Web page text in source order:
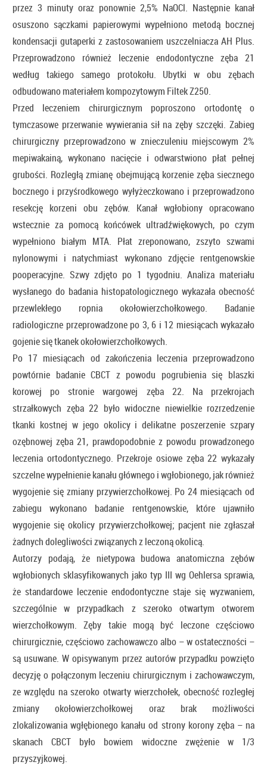
przez 3 minuty oraz ponownie 2,5% NaOCl. Następnie kanał
osuszono sączkami papierowymi wypełniono metodą bocznej
kondensacji gutaperki z zastosowaniem uszczelniacza AH Plus.
Przeprowadzono również leczenie endodontyczne zęba 21
według takiego samego protokołu. Ubytki w obu zębach
odbudowano materiałem kompozytowym Filtek Z250.
Przed leczeniem chirurgicznym poproszono ortodontę o
tymczasowe przerwanie wywierania sił na zęby szczęki. Zabieg
chirurgiczny przeprowadzono w znieczuleniu miejscowym 2%
mepiwakainą, wykonano nacięcie i odwarstwiono płat pełnej
grubości. Rozległą zmianę obejmującą korzenie zęba siecznego
bocznego i przyśrodkowego wyłyżeczkowano i przeprowadzono
resekcję korzeni obu zębów. Kanał wgłobiony opracowano
wstecznie za pomocą końcówek ultradźwiękowych, po czym
wypełniono białym MTA. Płat zreponowano, zszyto szwami
nylonowymi i natychmiast wykonano zdjęcie rentgenowskie
pooperacyjne. Szwy zdjęto po 1 tygodniu. Analiza materiału
wysłanego do badania histopatologicznego wykazała obecność
przewlekłego ropnia okołowierzchołkowego. Badanie
radiologiczne przeprowadzone po 3, 6 i 12 miesiącach wykazało
gojenie się tkanek okołowierzchołkowych.
Po 17 miesiącach od zakończenia leczenia przeprowadzono
powtórnie badanie CBCT z powodu pogrubienia się blaszki
korowej po stronie wargowej zęba 22. Na przekrojach
strzałkowych zęba 22 było widoczne niewielkie rozrzedzenie
tkanki kostnej w jego okolicy i delikatne poszerzenie szpary
ozębnowej zęba 21, prawdopodobnie z powodu prowadzonego
leczenia ortodontycznego. Przekroje osiowe zęba 22 wykazały
szczelne wypełnienie kanału głównego i wgłobionego, jak również
wygojenie się zmiany przywierzchołkowej. Po 24 miesiącach od
zabiegu wykonano badanie rentgenowskie, które ujawniło
wygojenie się okolicy przywierzchołkowej; pacjent nie zgłaszał
żadnych dolegliwości związanych z leczoną okolicą.
Autorzy podają, że nietypowa budowa anatomiczna zębów
wgłobionych sklasyfikowanych jako typ III wg Oehlersa sprawia,
że standardowe leczenie endodontyczne staje się wyzwaniem,
szczególnie w przypadkach z szeroko otwartym otworem
wierzchołkowym. Zęby takie mogą być leczone częściowo
chirurgicznie, częściowo zachowawczo albo – w ostateczności –
są usuwane. W opisywanym przez autorów przypadku powzięto
decyzję o połączonym leczeniu chirurgicznym i zachowawczym,
ze względu na szeroko otwarty wierzchołek, obecność rozległej
zmiany okołowierzchołkowej oraz brak możliwości
zlokalizowania wgłębionego kanału od strony korony zęba – na
skanach CBCT było bowiem widoczne zwężenie w 1/3
przyszyjkowej.